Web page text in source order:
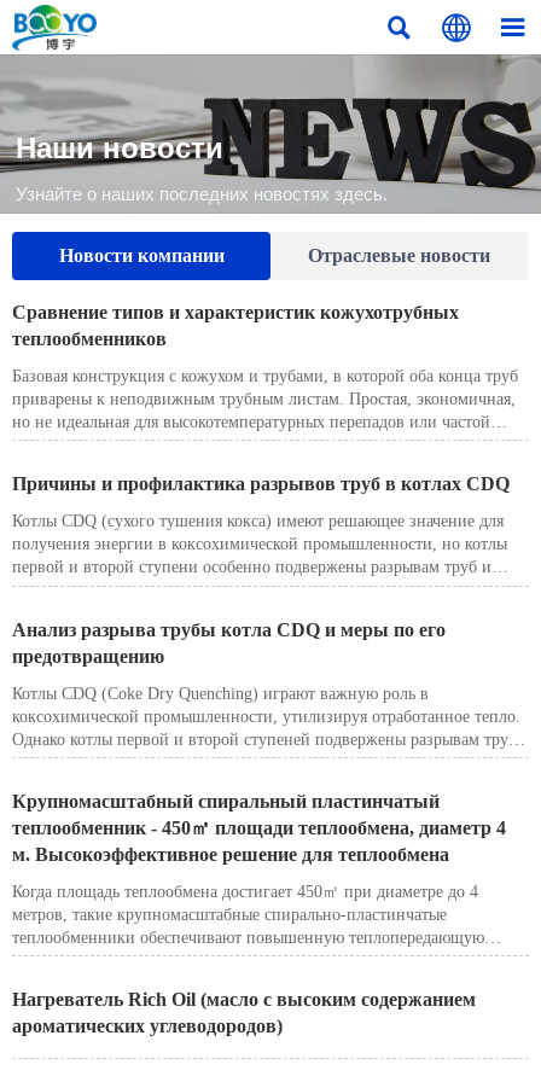
  
Наши новости
Узнайте о наших последних новостях здесь.
Новости компании Отраслевые новости
Сравнение типов и характеристик кожухотрубных
теплообменников
Базовая конструкция с кожухом и трубами, в которой оба конца труб
приварены к неподвижным трубным листам. Простая, экономичная,
но не идеальная для высокотемпературных перепадов или частой
очистки со стороны кожуха.
Причины и профилактика разрывов труб в котлах CDQ
Котлы CDQ (сухого тушения кокса) имеют решающее значение для
получения энергии в коксохимической промышленности, но котлы
первой и второй ступени особенно подвержены разрывам труб и
даже взрывам топки. Эти сбои могут привести к значительным
реализация профилактических мер необходимы для обеспечения
стабильной и эффективной работы.
Анализ разрыва трубы котла CDQ и меры по его
предотвращению
Котлы CDQ (Coke Dry Quenching) играют важную роль в
коксохимической промышленности, утилизируя отработанное тепло.
Однако котлы первой и второй ступеней подвержены разрывам труб
и даже взрывам из-за длительного воздействия на них высоких
причины разрывов труб котлов CDQ и предлагаются эффективные
профилактические меры для повышения безопасности и
эффективности работы.
Крупномасштабный спиральный пластинчатый
теплообменник - 450㎡ площади теплообмена, диаметр 4
м. Высокоэффективное решение для теплообмена
Когда площадь теплообмена достигает 450㎡ при диаметре до 4
метров, такие крупномасштабные спирально-пластинчатые
теплообменники обеспечивают повышенную теплопередающую
способность, удовлетворяя требованиям условий большого потока,
Нагреватель Rich Oil (масло с высоким содержанием
ароматических углеводородов)